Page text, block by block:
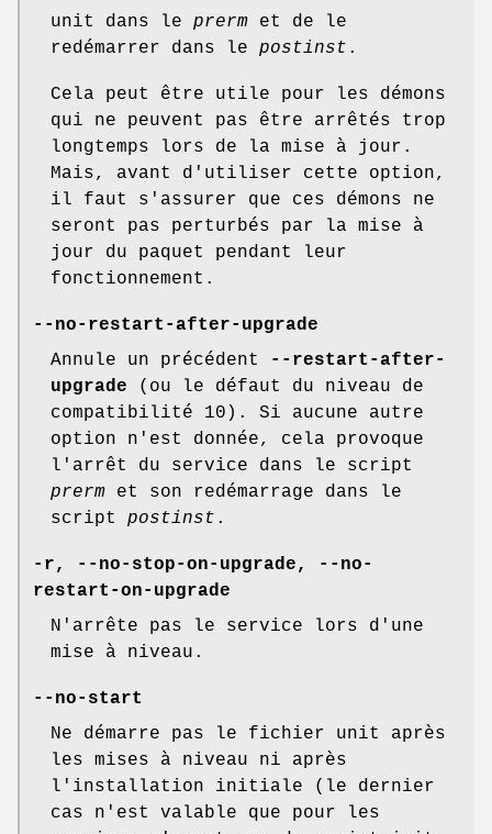
unit dans le prerm et de le
redémarrer dans le postinst .
Cela peut être utile pour les démons
qui ne peuvent pas être arrêtés trop
longtemps lors de la mise à jour.
Mais, avant d'utiliser cette option,
il faut s'assurer que ces démons ne
seront pas perturbés par la mise à
jour du paquet pendant leur
fonctionnement.
--no-restart-after-upgrade
Annule un précédent
--restart-after-
upgrade (ou le défaut du niveau de
compatibilité 10). Si aucune autre
option n'est donnée, cela provoque
l'arrêt du service dans le script
prerm et son redémarrage dans le
script postinst .
-r, --no-stop-on-upgrade,
--no-
restart-on-upgrade
N'arrête pas le service lors d'une
mise à niveau.
--no-start
Ne démarre pas le fichier unit après
les mises à niveau ni après
l'installation initiale (le dernier
cas n'est valable que pour les